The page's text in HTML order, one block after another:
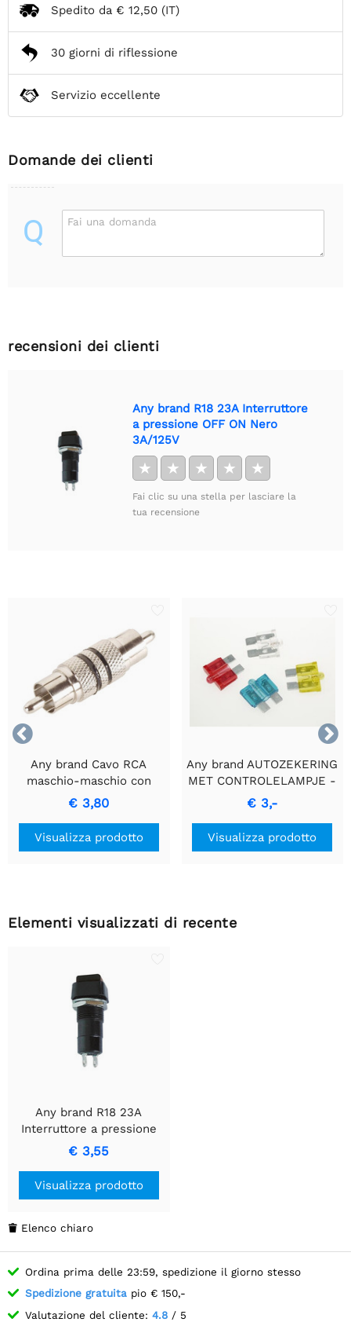
Spedito da € 12,50 (IT)
30 giorni di riflessione
Servizio eccellente
Domande dei clienti
Q Fai una domanda
recensioni dei clienti
Any brand R18 23A Interruttore
a pressione OFF ON Nero
3A/125V
★ ★ ★ ★ ★
Fai clic su una stella per lasciare la
tua recensione


Any brand Cavo RCA
maschio-maschio con
anello nero per
trasferimento di segnale
di alta qualità.
€ 3,80
Visualizza prodotto
Any brand AUTOZEKERING
MET CONTROLELAMPJE -
Fusibile blu da 15A
€ 3,-
Visualizza prodotto
Elementi visualizzati di recente
Any brand R18 23A
Interruttore a pressione
OFF ON Nero 3A/125V
€ 3,55
Visualizza prodotto
 Elenco chiaro
Ordina prima delle 23:59, spedizione il giorno stesso
Spedizione gratuita pio € 150,-
Valutazione del cliente: 4.8 / 5